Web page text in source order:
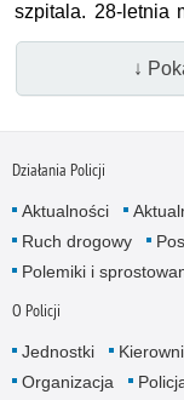
szpitala. 28-letnia
↓
Działania Policji
Aktualności
Ruch drogowy
Polemiki i
O Policji
Jednostki
Organizacja